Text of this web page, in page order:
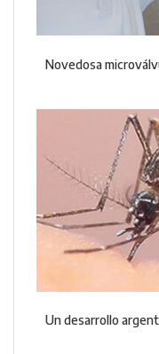
Novedosa
Un desarrollo